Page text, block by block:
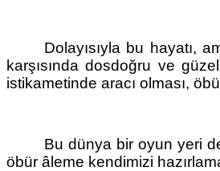
Dolayısıyla bu hayatı,
karşısında dosdoğru ve
istikametinde aracı olması,
Bu dünya bir oyun yeri
öbür âleme kendimizi